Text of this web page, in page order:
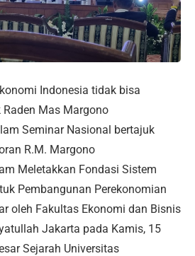
Indonesia tidak bisa
Mas Margono
Seminar Nasional bertajuk
R.M. Margono
Meletakkan Fondasi Sistem
Pembangunan Perekonomian
oleh Fakultas Ekonomi dan Bisnis
Jakarta pada Kamis, 15
Sejarah Universitas